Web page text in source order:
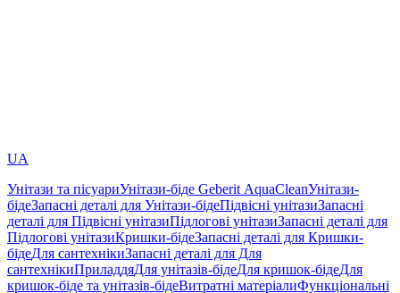
UA
Унітази та пісуариУнітази-біде Geberit AquaCleanУнітази-
бідеЗапасні деталі для Унітази-бідеПідвісні унітазиЗапасні
деталі для Підвісні унітазиПідлогові унітазиЗапасні деталі для
Підлогові унітазиКришки-бідеЗапасні деталі для Кришки-
бідеДля сантехнікиЗапасні деталі для Для
сантехнікиПриладдяДля унітазів-бідеДля кришок-бідеДля
кришок-біде та унітазів-бідеВитратні матеріалиФункціональні